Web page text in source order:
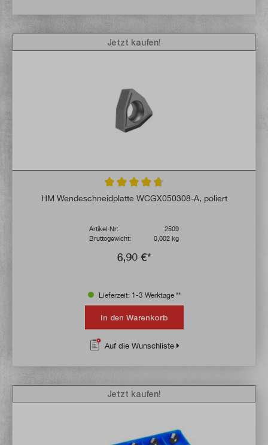
Durchschnittliche Bewertung von 4.8 von
HM Wendeschneidplatte WCGX050308-A, poliert
Artikel-Nr:
2509
Bruttogewicht:
0,002 kg
6,90 €*
Jetzt kaufen!
Lieferzeit: 1-3 Werktage **
In den Warenkorb
Auf die Wunschliste
Jetzt kaufen!